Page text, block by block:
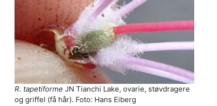
R. tapetiforme JN Tianchi Lake, ovarie, støvdragere
og griffel (få hår). Foto: Hans Eiberg